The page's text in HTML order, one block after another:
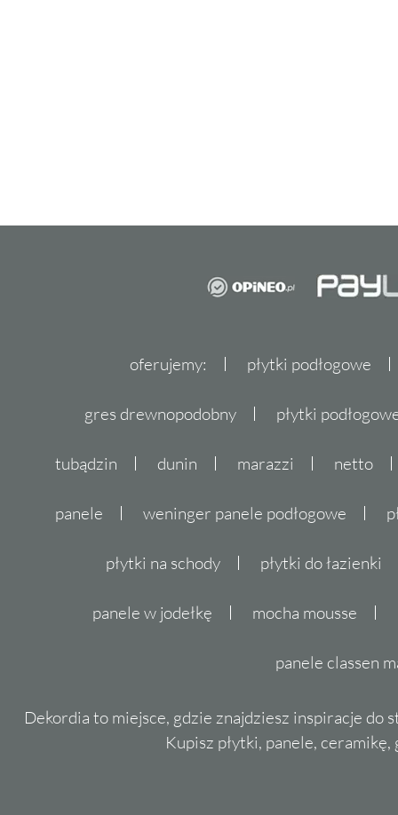
oferujemy: płytki podłogowe
gres drewnopodobny płytki
tubądzin dunin marazzi netto
panele weninger panele podłogowe
płytki na schody płytki do łazienki
panele w jodełkę mocha mousse
panele classen
Dekordia to miejsce, gdzie znajdziesz inspiracje do
Kupisz płytki, panele,